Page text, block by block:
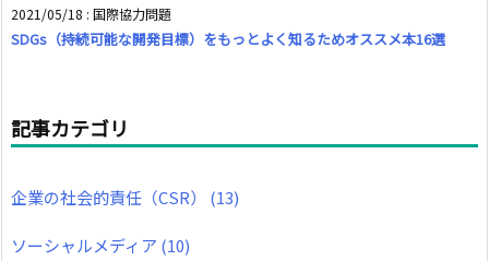
2021/05/18 : 国際協力問題
SDGs（持続可能な開発目標）をもっとよく知るためオススメ本16選
記事カテゴリ
企業の社会的責任（CSR） (13)
ソーシャルメディア (10)